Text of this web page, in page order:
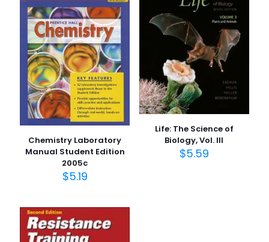
Derecelendirmeniz*
1/5
yıldız
2/5
yıldız
4/5
yıldız
5/5
yıldız
E-
posta*
Chemistry Laboratory
Manual Student Edition
2005c
$5.19
Life: The Science of
Biology, Vol. III
$5.59